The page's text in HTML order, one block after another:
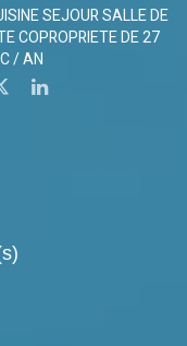
SEJOUR SALLE DE
COPROPRIETE DE 27
/ AN